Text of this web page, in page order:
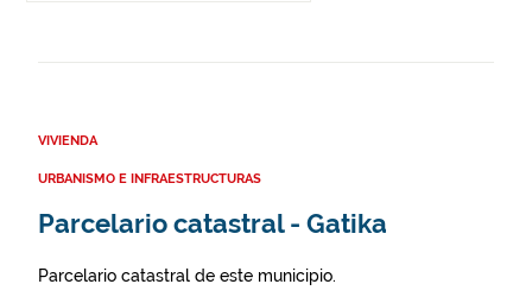
VIVIENDA
URBANISMO E INFRAESTRUCTURAS
Parcelario catastral - Gatika
Parcelario catastral de este municipio.